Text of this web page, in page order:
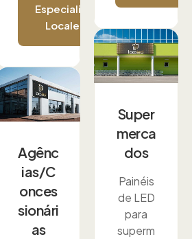
Especialista
Localed
Agênc
ias/C
onces
sionári
as
Super
merca
dos
Painéis
de LED
para
superm